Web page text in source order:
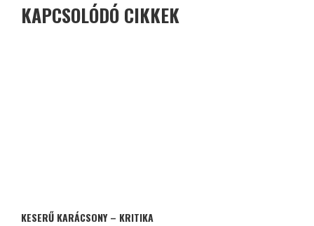
KAPCSOLÓDÓ CIKKEK
KESERŰ KARÁCSONY – KRITIKA